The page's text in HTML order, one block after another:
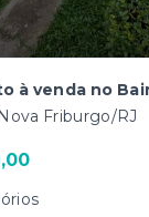
à venda no
Friburgo/RJ